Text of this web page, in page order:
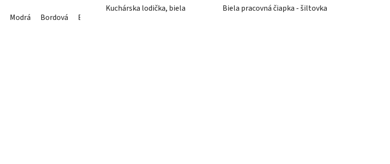
Modrá Bordová Biela
Kuchárska lodička, biela Biela pracovná čiapka - šiltovka